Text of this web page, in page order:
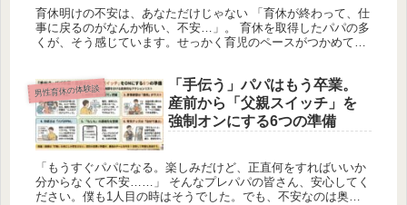
育休明けの不安は、あなただけじゃない 「育休が終わって、仕
事に戻るのがなんか怖い、不安…」。 育休を取得したパパの多
くが、そう感じています。せっかく育児のペースがつかめてき
男性育休の体験談
「手伝う」パパはもう卒業。
産前から「父親スイッチ」を
強制オンにする6つの準備
「もうすぐパパになる。楽しみだけど、正直何をすればいいか
分からなくて不安……」 そんなプレパパの皆さん、安心してく
ださい。僕も1人目の時はそうでした。でも、不安なのは奥様